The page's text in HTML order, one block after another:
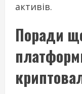
активів.
Поради